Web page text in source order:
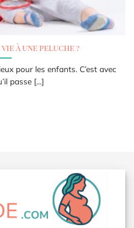
à une peluche ?
pour les enfants. C’est avec
passe [...]